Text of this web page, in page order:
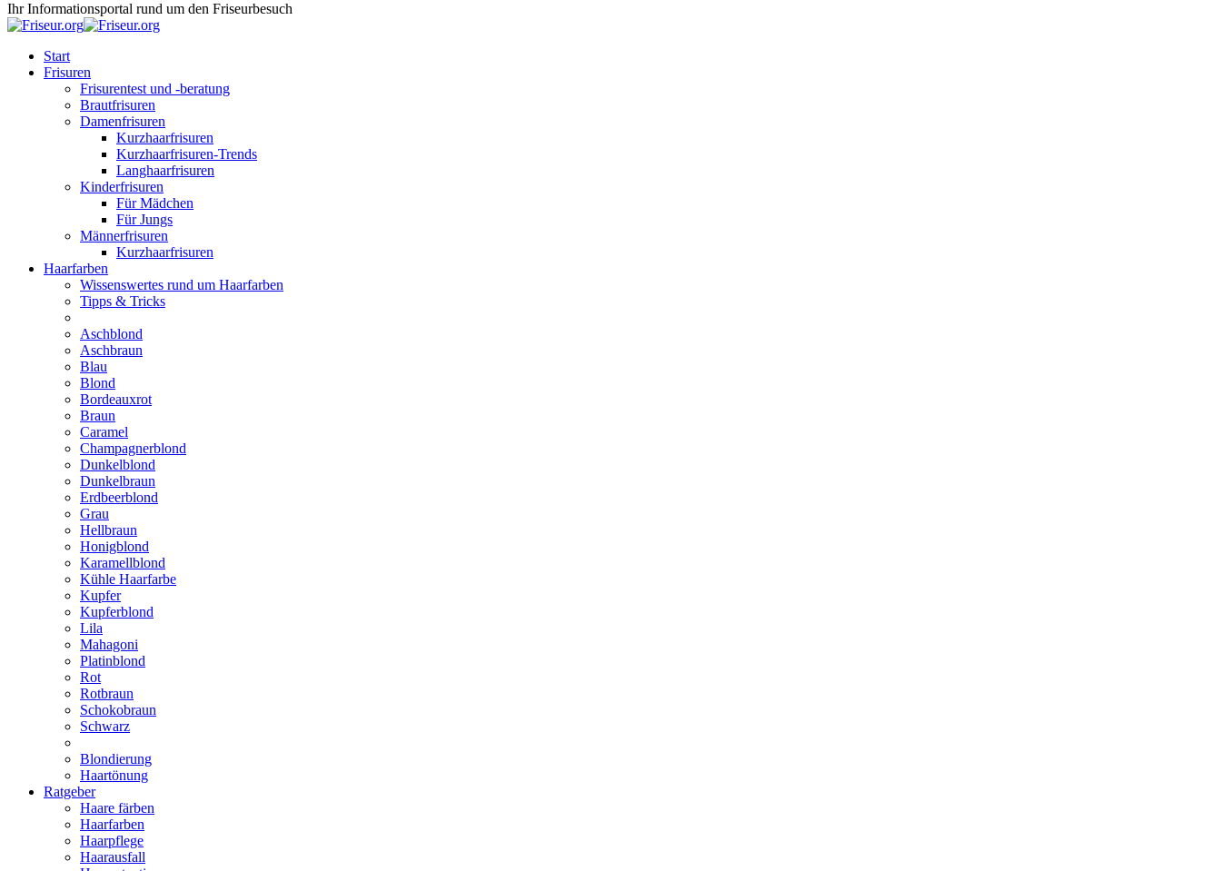
Ihr Informationsportal rund um den Friseurbesuch
Start
Frisuren
Frisurentest und -beratung
Brautfrisuren
Damenfrisuren
Kurzhaarfrisuren
Kurzhaarfrisuren-Trends
Langhaarfrisuren
Kinderfrisuren
Für Mädchen
Für Jungs
Männerfrisuren
Kurzhaarfrisuren
Haarfarben
Wissenswertes rund um Haarfarben
Tipps & Tricks
Aschblond
Aschbraun
Blau
Blond
Bordeauxrot
Braun
Caramel
Champagnerblond
Dunkelblond
Dunkelbraun
Erdbeerblond
Grau
Hellbraun
Honigblond
Karamellblond
Kühle Haarfarbe
Kupfer
Kupferblond
Lila
Mahagoni
Platinblond
Rot
Rotbraun
Schokobraun
Schwarz
Blondierung
Haartönung
Ratgeber
Haare färben
Haarfarben
Haarpflege
Haarausfall